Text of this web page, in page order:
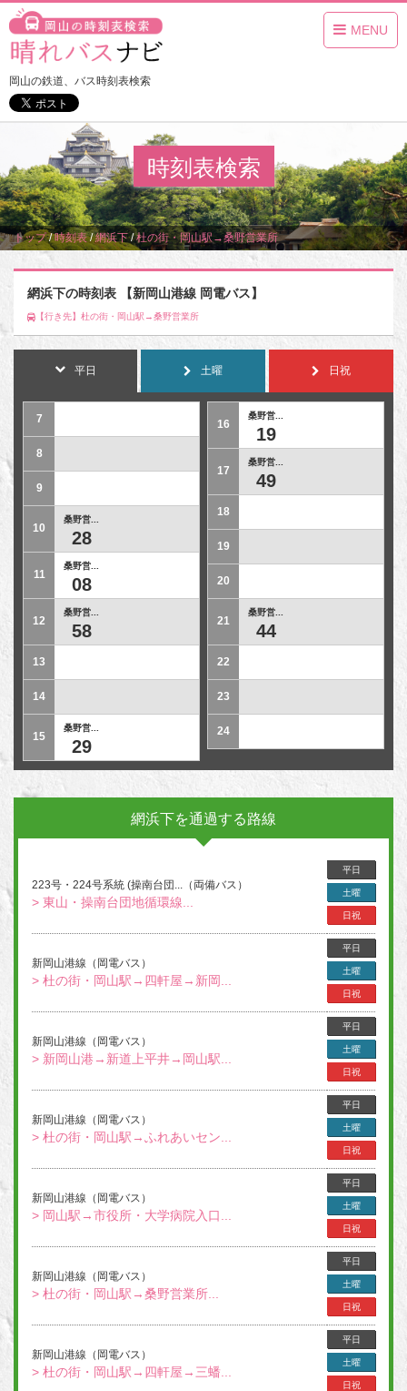
MENU
岡山の鉄道、バス時刻表検索
時刻表検索
トップ/時刻表/網浜下/杜の街・岡山駅→桑野営業所
網浜下の時刻表 【新岡山港線 岡電バス】
【行き先】杜の街・岡山駅→桑野営業所
平日 土曜 日祝
7
8
9
10
桑野営...
28
11
桑野営...
08
12
桑野営...
58
13
14
15
桑野営...
29
16
桑野営...
19
17
桑野営...
49
18
19
20
21
桑野営...
44
22
23
24
網浜下を通過する路線
223号・224号系統 (操南台団...（両備バス）
> 東山・操南台団地循環線...
平日
土曜
日祝
新岡山港線（岡電バス）
> 杜の街・岡山駅→四軒屋→新岡...
平日
土曜
日祝
新岡山港線（岡電バス）
> 新岡山港→新道上平井→岡山駅...
平日
土曜
日祝
新岡山港線（岡電バス）
> 杜の街・岡山駅→ふれあいセン...
平日
土曜
日祝
新岡山港線（岡電バス）
> 岡山駅→市役所・大学病院入口...
平日
土曜
日祝
新岡山港線（岡電バス）
> 杜の街・岡山駅→桑野営業所...
平日
土曜
日祝
新岡山港線（岡電バス）
> 杜の街・岡山駅→四軒屋→三蟠...
平日
土曜
日祝